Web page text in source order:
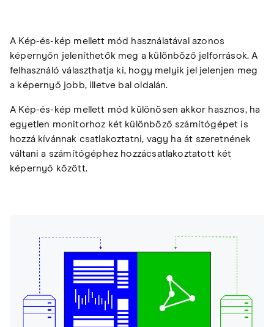
A Kép-és-kép mellett mód használatával azonos
képernyőn jeleníthetők meg a különböző jelforrások. A
felhasználó választhatja ki, hogy melyik jel jelenjen meg
a képernyő jobb, illetve bal oldalán.
A Kép-és-kép mellett mód különösen akkor hasznos, ha
egyetlen monitorhoz két különböző számítógépet is
hozzá kívánnak csatlakoztatni, vagy ha át szeretnének
váltani a számítógéphez hozzácsatlakoztatott két
képernyő között.